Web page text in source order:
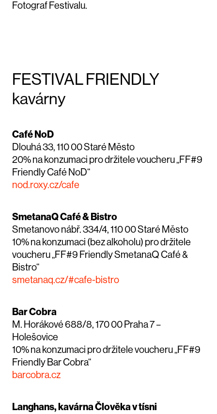
Fotograf Festivalu.
FESTIVAL FRIENDLY
kavárny
Café NoD
Dlouhá 33, 110 00 Staré Město
20% na konzumaci pro držitele voucheru „FF#9
Friendly Café NoD“
nod.roxy.cz/cafe
SmetanaQ Café & Bistro
Smetanovo nábř. 334/4, 110 00 Staré Město
10% na konzumaci (bez alkoholu) pro držitele
voucheru „FF#9 Friendly SmetanaQ Café &
Bistro“
smetanaq.cz/#cafe-bistro
Bar Cobra
M. Horákové 688/8, 170 00 Praha 7 –
Holešovice
10% na konzumaci pro držitele voucheru „FF#9
Friendly Bar Cobra“
barcobra.cz
Langhans, kavárna Člověka v tísni